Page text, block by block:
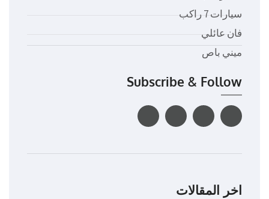
سيارات 7 راكب
فان عائلي
ميني باص
Subscribe & Follow
اخر المقالات